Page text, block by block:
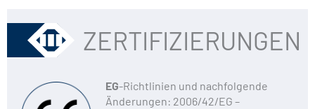
ZERTIFIZIERUNGEN
EG-Richtlinien und nachfolgende
Änderungen: 2006/42/EG –